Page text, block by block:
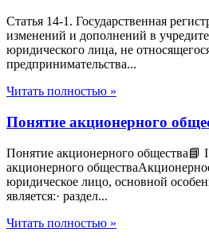
Статья 14-1. Государственная
изменений и дополнений в
юридического лица, не
предпринимательства...
Читать полностью »
Понятие акционерного
Понятие акционерного общества📘
акционерного
юридическое лицо, основной
является:· раздел...
Читать полностью »